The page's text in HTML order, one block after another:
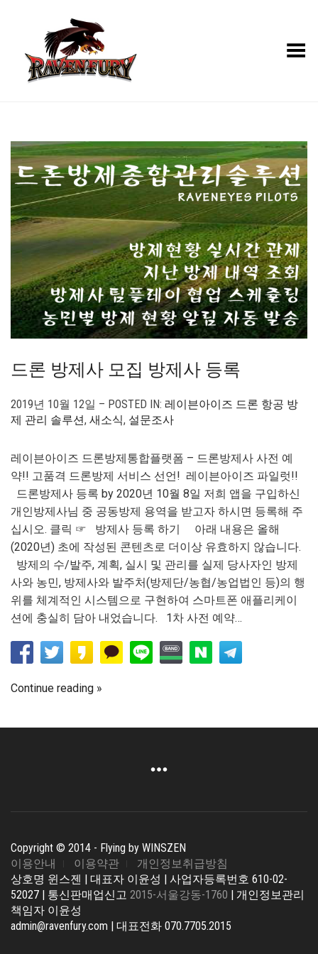
Toggle Menu
드론 방제사 모집 방제사 등록
2019년 10월 12일 – POSTED IN: 레이븐아이즈 드론 항공 방
제 관리 솔루션, 새소식, 설문조사
레이븐아이즈 드론방제통합플랫폼 – 드론방제사 사전 예
약!! 고품격 드론방제 서비스 선언! 레이븐아이즈 파일럿!!
드론방제사 등록 by 2020년 10월 8일 저희 앱을 구입하신
개인방제사님 중 공동방제 용역을 받고자 하시면 등록해 주
십시오. 클릭 ☞ 방제사 등록 하기 아래 내용은 올해
(2020년) 초에 작성된 콘텐츠로 더이상 유효하지 않습니다.
방제의 수/발주, 계획, 실시 및 관리를 실제 당사자인 방제
사와 농민, 방제사와 발주처(방제단/농협/농업법인 등)의 행
위를 체계적인 시스템으로 구현하여 스마트폰 애플리케이
션에 충실히 담아 내었습니다. 1차 사전 예약…
Continue reading
Copyright © 2014 - Flying by WINSZEN
이용안내
이용약관
개인정보취급방침
상호명 윈스젠 | 대표자 이윤성 | 사업자등록번호 610-02-
52027 | 통신판매업신고 2015-서울강동-1760 | 개인정보관리
책임자 이윤성
admin@ravenfury.com | 대표전화 070.7705.2015